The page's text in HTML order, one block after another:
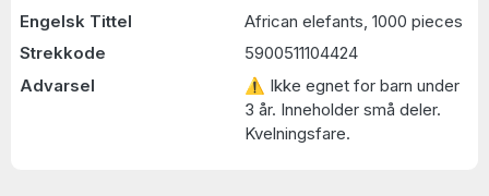
Engelsk Tittel
African elefants, 1000 pieces
Strekkode
5900511104424
Advarsel
⚠ Ikke egnet for barn under
3 år. Inneholder små deler.
Kvelningsfare.